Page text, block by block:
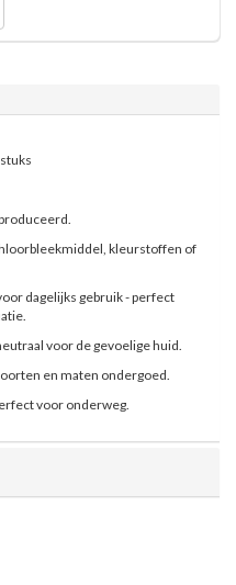
kleurstoffen of
dagelijks gebruik - perfect
voor de gevoelige huid.
en maten ondergoed.
voor onderweg.